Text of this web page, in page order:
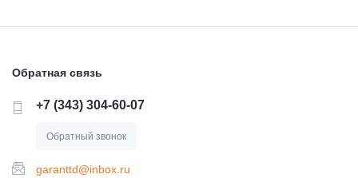
Обратная связь
+7 (343) 304-60-07
Обратный звонок
garanttd@inbox.ru